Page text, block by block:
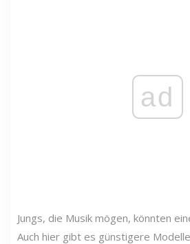
ad
Jungs, die Musik mögen, könnten
Auch hier gibt es günstigere